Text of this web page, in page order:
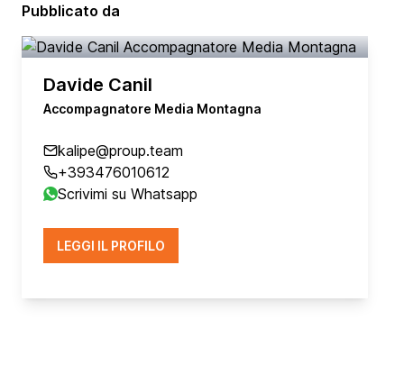
Pubblicato da
Davide Canil
Accompagnatore Media Montagna
kalipe@proup.team
+393476010612
Scrivimi su Whatsapp
LEGGI IL PROFILO